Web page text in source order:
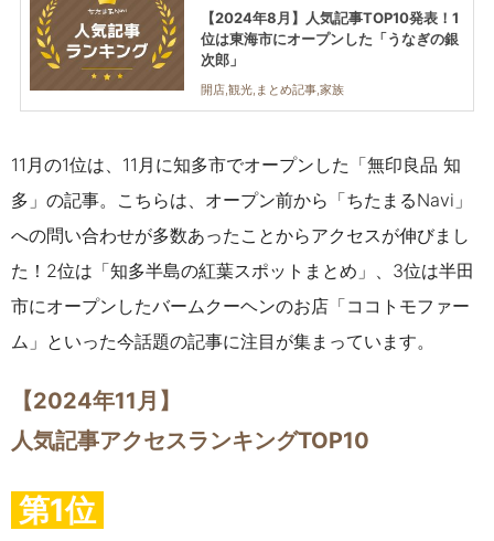
【2024年8月】人気記事TOP10発表！1
位は東海市にオープンした「うなぎの銀
次郎」
開店,観光,まとめ記事,家族
11月の1位は、11月に知多市でオープンした「無印良品 知
多」の記事。こちらは、オープン前から「ちたまるNavi」
への問い合わせが多数あったことからアクセスが伸びまし
た！2位は「知多半島の紅葉スポットまとめ」、3位は半田
市にオープンしたバームクーヘンのお店「ココトモファー
ム」 といった今話題の記事に注目が集まっています。
【2024年11月】
人気記事アクセスランキングTOP10
第1位